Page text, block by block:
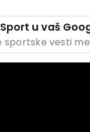
u vaš
sportske vesti